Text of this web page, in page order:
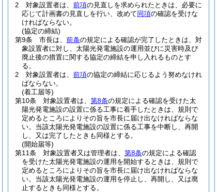
2
対象設置者は、 前項の見直しを求められたときは、必要に
応じて計画書の見直しを行い、改めて同項の確認を受けな
ければならない。
(協定の締結)
第9条
市長は、 前条の規定による確認が完了したときは、対
象設置者に対し、太陽光発電施設の運用並びに災害時及び
廃止後の措置に関する協定の締結を申し入れるものとす
る。
2
対象設置者は、 前項の協定の締結に応じるよう努めなけれ
ばならない。
(着工届等)
第10条
対象設置者は、 第8条の規定による確認を受けた太
陽光発電施設の設置に係る工事に着手したときは、規則で
定めるところによりその旨を市長に届け出なければならな
い。 当該太陽光発電施設の設置に係る工事を中断し、再開
し、又は完了したときも同様とする。
(開始届等)
第11条
対象設置者又は管理者は、 第8条の規定による確認
を受けた太陽光発電施設の運用を開始するときは、規則で
定めるところによりその旨を市長に届け出なければならな
い。 当該太陽光発電施設の運用を停止し、再開し、又は廃
止するときも同様とする。